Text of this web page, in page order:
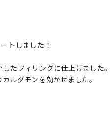
トしました！
たフィリングに仕上げました
ルダモンを効かせました。